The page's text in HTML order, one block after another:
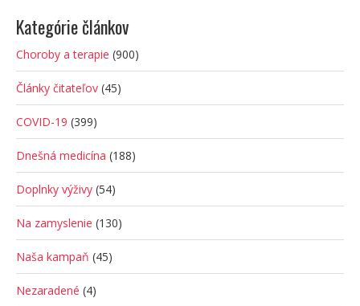
Kategórie článkov
Choroby a terapie (900)
Články čitateľov (45)
COVID-19 (399)
Dnešná medicína (188)
Doplnky výživy (54)
Na zamyslenie (130)
Naša kampaň (45)
Nezaradené (4)